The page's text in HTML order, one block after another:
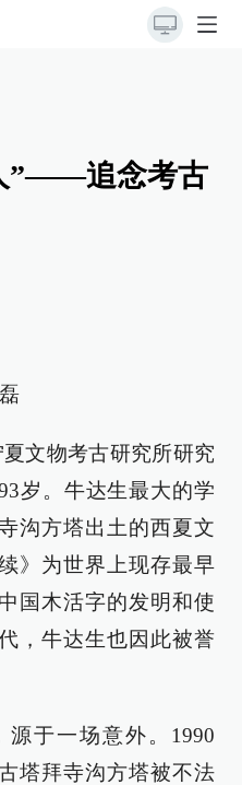
”——追念考古
文物考古研究所研究
岁。牛达生最大的学
沟方塔出土的西夏文
》为世界上现存最早
国木活字的发明和使
，牛达生也因此被誉
于一场意外。1990
塔拜寺沟方塔被不法